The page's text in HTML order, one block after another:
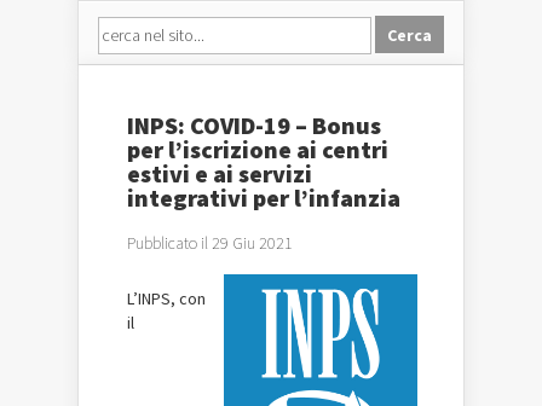
INPS: COVID-19 – Bonus
per l’iscrizione ai centri
estivi e ai servizi
integrativi per l’infanzia
Pubblicato il 29 Giu 2021
L’INPS, con
il